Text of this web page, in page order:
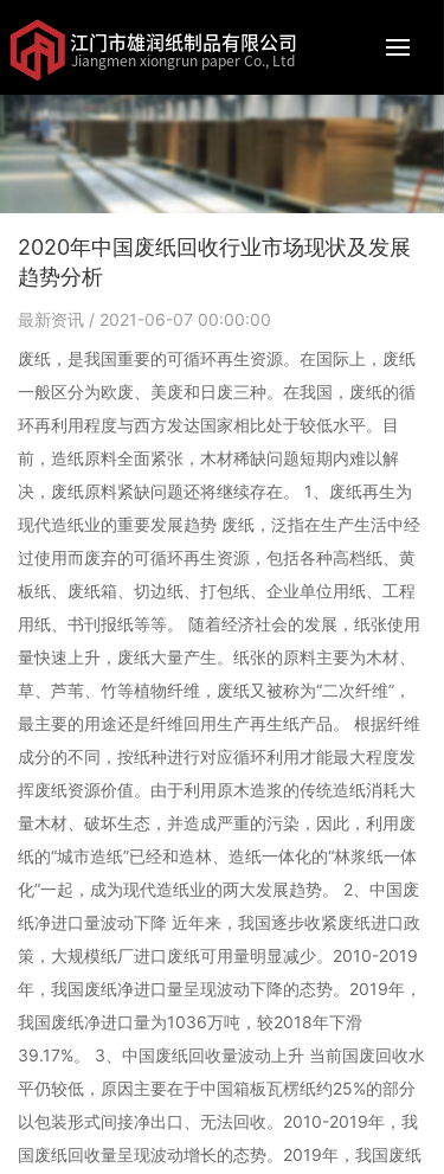
江门市雄润纸制品有限公司
Jiangmen xiongrun paper Co., Ltd
2020年中国废纸回收行业市场现状及发展
趋势分析
最新资讯 / 2021-06-07 00:00:00
废纸，是我国重要的可循环再生资源。在国际上，废纸
一般区分为欧废、美废和日废三种。在我国，废纸的循
环再利用程度与西方发达国家相比处于较低水平。目
前，造纸原料全面紧张，木材稀缺问题短期内难以解
决，废纸原料紧缺问题还将继续存在。 1、废纸再生为
现代造纸业的重要发展趋势 废纸，泛指在生产生活中经
过使用而废弃的可循环再生资源，包括各种高档纸、黄
板纸、废纸箱、切边纸、打包纸、企业单位用纸、工程
用纸、书刊报纸等等。 随着经济社会的发展，纸张使用
量快速上升，废纸大量产生。纸张的原料主要为木材、
草、芦苇、竹等植物纤维，废纸又被称为“二次纤维”，
最主要的用途还是纤维回用生产再生纸产品。 根据纤维
成分的不同，按纸种进行对应循环利用才能最大程度发
挥废纸资源价值。由于利用原木造浆的传统造纸消耗大
量木材、破坏生态，并造成严重的污染，因此，利用废
纸的“城市造纸”已经和造林、造纸一体化的“林浆纸一体
化”一起，成为现代造纸业的两大发展趋势。 2、中国废
纸净进口量波动下降 近年来，我国逐步收紧废纸进口政
策，大规模纸厂进口废纸可用量明显减少。2010-2019
年，我国废纸净进口量呈现波动下降的态势。2019年，
我国废纸净进口量为1036万吨，较2018年下滑
39.17%。 3、中国废纸回收量波动上升 当前国废回收水
平仍较低，原因主要在于中国箱板瓦楞纸约25%的部分
以包装形式间接净出口、无法回收。2010-2019年，我
国废纸回收量呈现波动增长的态势。2019年，我国废纸